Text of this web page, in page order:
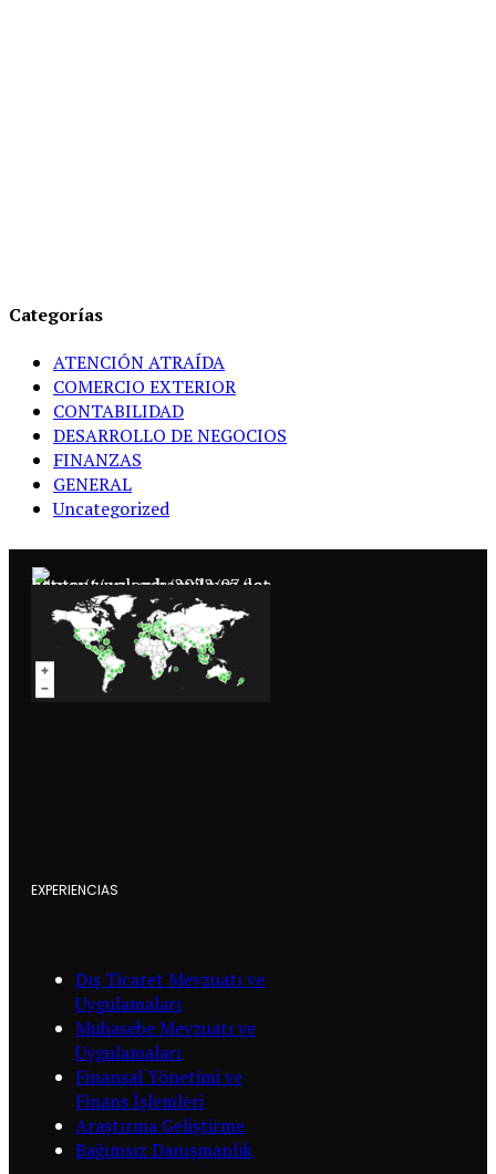
Categorías
ATENCIÓN ATRAÍDA
COMERCIO EXTERIOR
CONTABILIDAD
DESARROLLO DE NEGOCIOS
FINANZAS
GENERAL
Uncategorized
EXPERIENCIAS
Dış Ticaret Mevzuatı ve
Uygulamaları
Muhasebe Mevzuatı ve
Uygulamaları
Finansal Yönetimi ve
Finans İşlemleri
Araştırma Geliştirme
Bağımsız Danışmanlık